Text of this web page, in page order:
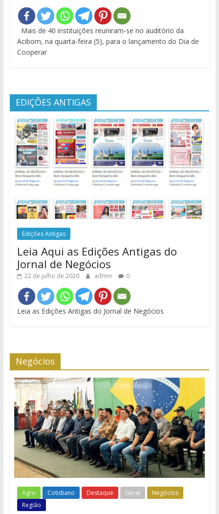
Mais de 40 instituições reuniram-se no auditório da
Acibom, na quarta-feira (5), para o lançamento do Dia de
Cooperar
EDIÇÕES ANTIGAS
Edições Antigas
Leia Aqui as Edições Antigas do
Jornal de Negócios
22 de julho de 2020 admin 0
Leia as Edições Antigas do Jornal de Negócios
Negócios
Agro Cotidiano Destaque Geral
Negócios
Região